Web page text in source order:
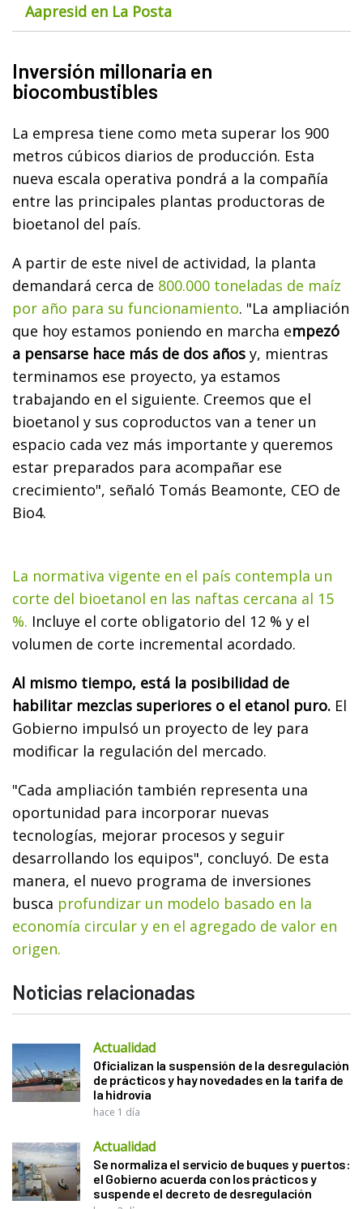
Aapresid en La Posta
Inversión millonaria en
biocombustibles
La empresa tiene como meta superar los 900
metros cúbicos diarios de producción. Esta
nueva escala operativa pondrá a la compañía
entre las principales plantas productoras de
bioetanol del país.
A partir de este nivel de actividad, la planta
demandará cerca de 800.000 toneladas de maíz
por año para su funcionamiento. "La ampliación
que hoy estamos poniendo en marcha empezó
a pensarse hace más de dos años y, mientras
terminamos ese proyecto, ya estamos
trabajando en el siguiente. Creemos que el
bioetanol y sus coproductos van a tener un
espacio cada vez más importante y queremos
estar preparados para acompañar ese
crecimiento", señaló Tomás Beamonte, CEO de
Bio4.
La normativa vigente en el país contempla un
corte del bioetanol en las naftas cercana al 15
%. Incluye el corte obligatorio del 12 % y el
volumen de corte incremental acordado.
Al mismo tiempo, está la posibilidad de
habilitar mezclas superiores o el etanol puro. El
Gobierno impulsó un proyecto de ley para
modificar la regulación del mercado.
"Cada ampliación también representa una
oportunidad para incorporar nuevas
tecnologías, mejorar procesos y seguir
desarrollando los equipos", concluyó. De esta
manera, el nuevo programa de inversiones
busca profundizar un modelo basado en la
economía circular y en el agregado de valor en
origen.
Noticias relacionadas
Actualidad
Oficializan la suspensión de la desregulación
de prácticos y hay novedades en la tarifa de
la hidrovía
hace 1 día
Actualidad
Se normaliza el servicio de buques y puertos:
el Gobierno acuerda con los prácticos y
suspende el decreto de desregulación